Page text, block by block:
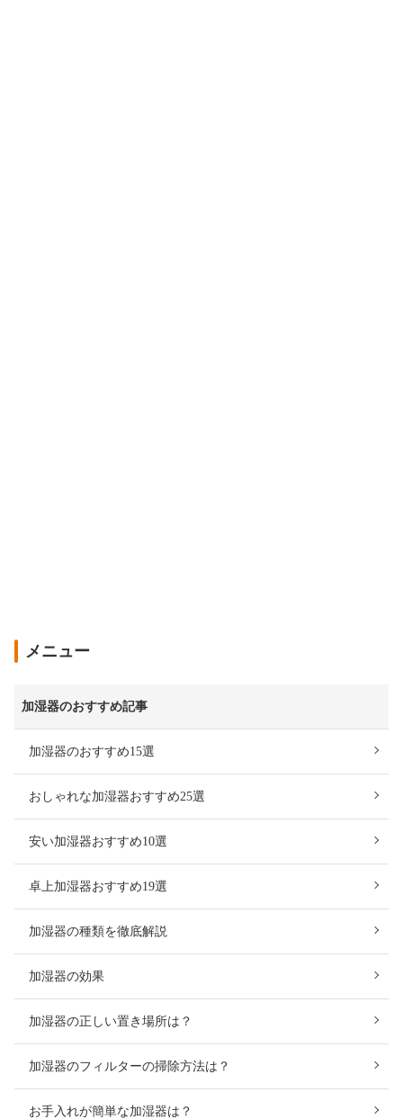
メニュー
加湿器のおすすめ記事
加湿器のおすすめ15選
おしゃれな加湿器おすすめ25選
安い加湿器おすすめ10選
卓上加湿器おすすめ19選
加湿器の種類を徹底解説
加湿器の効果
加湿器の正しい置き場所は？
加湿器のフィルターの掃除方法は？
お手入れが簡単な加湿器は？